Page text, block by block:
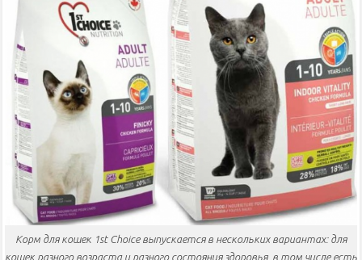
Корм для кошек 1st Choice выпускается в нескольких вариантах: для
кошек разного возраста и разного состояния здоровья, в том числе есть